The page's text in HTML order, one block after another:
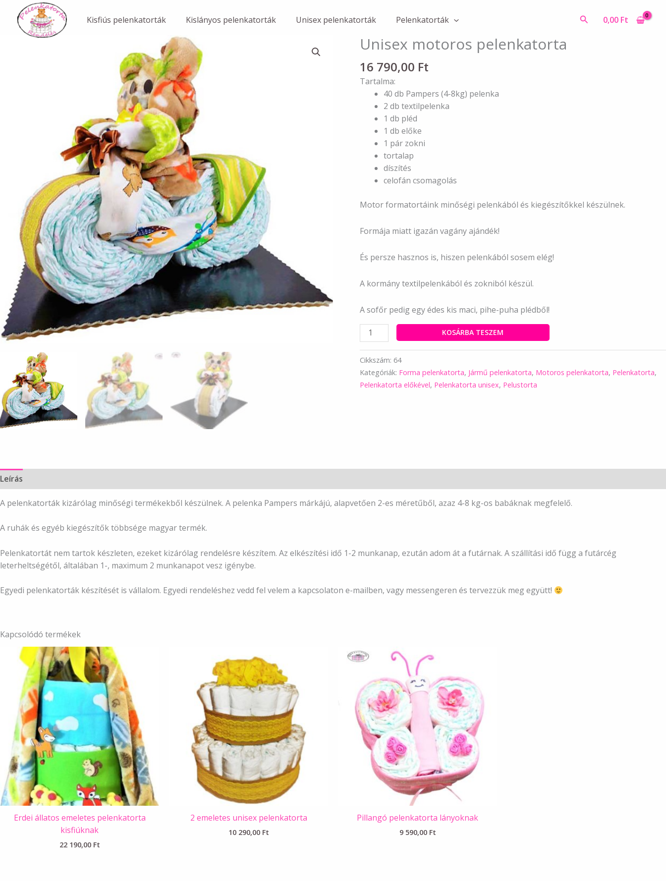
content
Kisfiús pelenkatorták Kislányos pelenkatorták Unisex pelenkatorták Pelenkatorták Search0,00 Ft
Unisex motoros pelenkatorta
16 790,00 Ft
Tartalma:
40 db Pampers (4-8kg) pelenka
2 db textilpelenka
1 db pléd
1 db előke
1 pár zokni
tortalap
díszítés
celofán csomagolás
Motor formatortáink minőségi pelenkából és kiegészítőkkel készülnek.
Formája miatt igazán vagány ajándék!
És persze hasznos is, hiszen pelenkából sosem elég!
A kormány textilpelenkából és zokniból készül.
A sofőr pedig egy édes kis maci, pihe-puha plédből!
Unisex
motoros
pelenkatorta
mennyiség
KOSÁRBA TESZEM
Cikkszám: 64
Kategóriák: Forma pelenkatorta, Jármű pelenkatorta, Motoros pelenkatorta, Pelenkatorta,
Pelenkatorta előkével, Pelenkatorta unisex, Pelustorta
Leírás
A pelenkatorták kizárólag minőségi termékekből készülnek. A pelenka Pampers márkájú, alapvetően 2-es méretűből, azaz 4-8 kg-os babáknak megfelelő.
A ruhák és egyéb kiegészítők többsége magyar termék.
Pelenkatortát nem tartok készleten, ezeket kizárólag rendelésre készítem. Az elkészítési idő 1-2 munkanap, ezután adom át a futárnak. A szállítási idő függ a futárcég
leterheltségétől, általában 1-, maximum 2 munkanapot vesz igénybe.
Egyedi pelenkatorták készítését is vállalom. Egyedi rendeléshez vedd fel velem a kapcsolaton e-mailben, vagy messengeren és tervezzük meg együtt!
Kapcsolódó termékek
Erdei állatos emeletes pelenkatorta
kisfiúknak
22 190,00 Ft
2 emeletes unisex pelenkatorta
10 290,00 Ft
Pillangó pelenkatorta lányoknak
9 590,00 Ft